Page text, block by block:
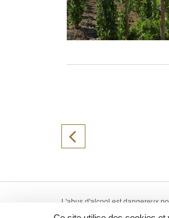
L'abus d'alcool est dangereux